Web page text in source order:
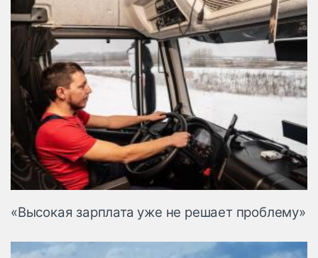
«Высокая зарплата уже не решает проблему»